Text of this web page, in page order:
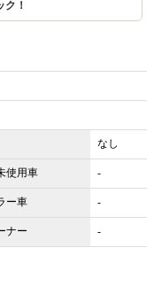
ク！
なし
使用車 -
ー車 -
ナー -